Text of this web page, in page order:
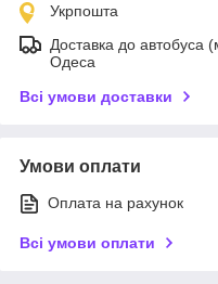
Укрпошта
Доставка до автобуса
Одеса
Всі умови доставки
Умови оплати
Оплата на рахунок
Всі умови оплати